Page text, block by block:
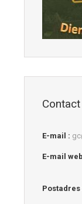
Contact
E-mail :
E-mail
Postadres